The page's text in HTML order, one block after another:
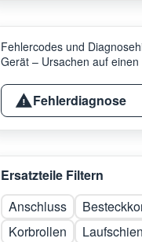
Fehlercodes und
Gerät – Ursachen auf einen
Fehlerdiagnose
Ersatzteile Filtern
Anschluss
Korbrollen